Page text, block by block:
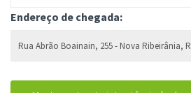
Endereço de chegada: